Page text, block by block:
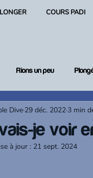
COURS PADI
Rions un peu
Matériel de plongée
je voir
Dive 29 déc. 2022 3 min
à jour : 21 sept. 2024